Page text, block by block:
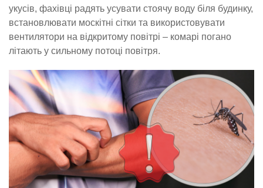
укусів, фахівці радять усувати стоячу воду біля будинку,
встановлювати москітні сітки та використовувати
вентилятори на відкритому повітрі – комарі погано
літають у сильному потоці повітря.